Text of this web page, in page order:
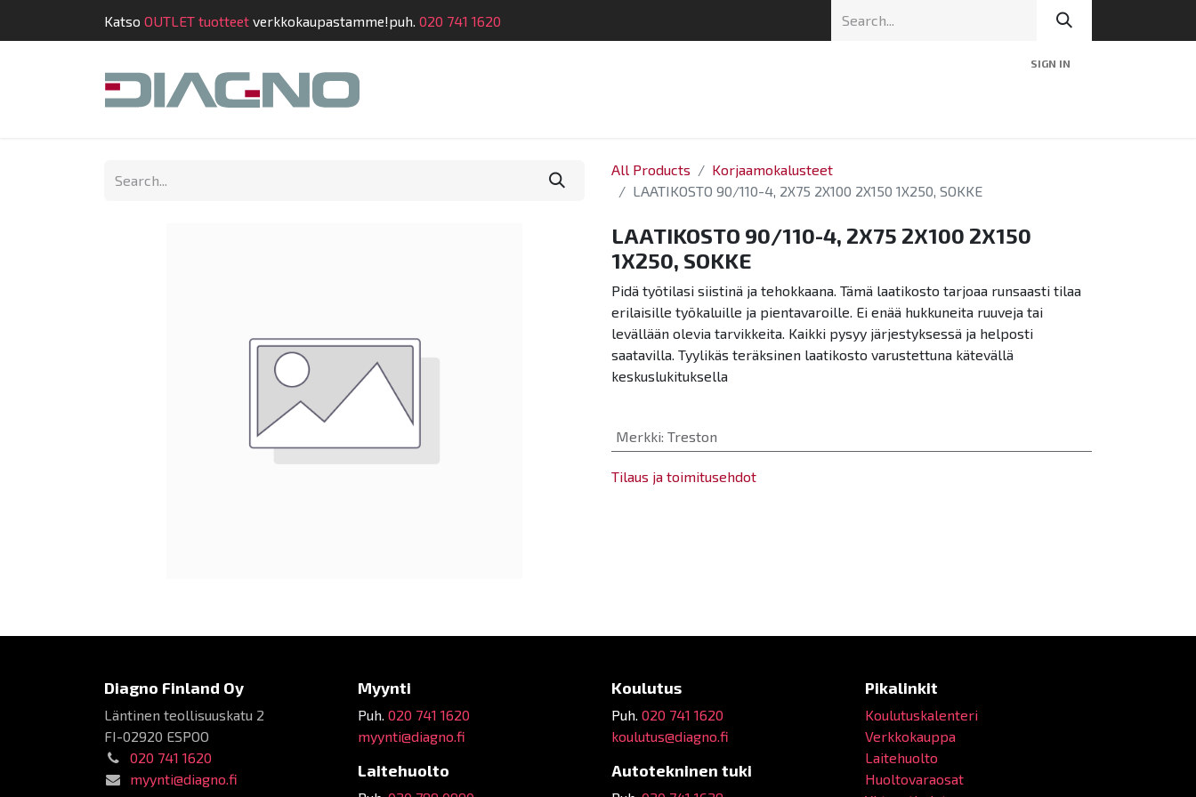
Katso OUTLET tuotteet verkkokaupastamme!puh. 020 741 1620
SIGN IN
Shop
All Products
Korjaamokalusteet
LAATIKOSTO 90/110-4, 2X75 2X100 2X150 1X250, SOKKE
LAATIKOSTO 90/110-4, 2X75 2X100 2X150
1X250, SOKKE
Pidä työtilasi siistinä ja tehokkaana. Tämä laatikosto tarjoaa runsaasti tilaa
erilaisille työkaluille ja pientavaroille. Ei enää hukkuneita ruuveja tai
levällään olevia tarvikkeita. Kaikki pysyy järjestyksessä ja helposti
saatavilla. Tyylikäs teräksinen laatikosto varustettuna kätevällä
keskuslukituksella
Merkki: Treston
Tilaus ja toimitusehdot
Diagno Finland Oy
Läntinen teollisuuskatu 2
FI-02920 ESPOO
020 741 1620
myynti@diagno.fi
Myynti
Puh. 020 741 1620
myynti@diagno.fi
Laitehuolto
Koulutus
Puh. 020 741 1620
koulutus@diagno.fi
Autotekninen tuki
Pikalinkit
Koulutuskalenteri
Verkkokauppa
Laitehuolto
Huoltovaraosat